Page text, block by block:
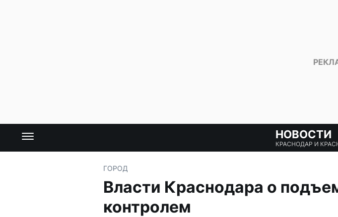
НОВОСТИ
КРАСНОДАР И
ГОРОД
Власти Краснодара о
контролем